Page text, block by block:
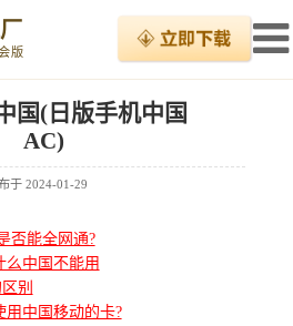
版
国(日版手机中国
AC)
于2024-01-29
否能全网通?
么中国不能用
别
用中国移动的卡?